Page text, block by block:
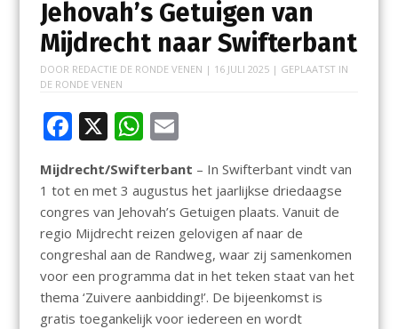
Jehovah’s Getuigen van
Mijdrecht naar Swifterbant
DOOR REDACTIE DE RONDE VENEN | 16 JULI 2025| GEPLAATST IN
DE RONDE VENEN
F
ac
e
b
o
o
k
X W
at
s
A
p
p
E
ai
l
Mijdrecht/Swifterbant – In Swifterbant vindt van
1 tot en met 3 augustus het jaarlijkse driedaagse
congres van Jehovah’s Getuigen plaats. Vanuit de
regio Mijdrecht reizen gelovigen af naar de
congreshal aan de Randweg, waar zij samenkomen
voor een programma dat in het teken staat van het
thema ‘Zuivere aanbidding!’. De bijeenkomst is
gratis toegankelijk voor iedereen en wordt